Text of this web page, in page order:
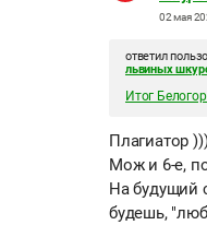
02 мая
ответил
львиных
Итог
Плагиатор
Мож и 6-е,
На будущий
будешь,